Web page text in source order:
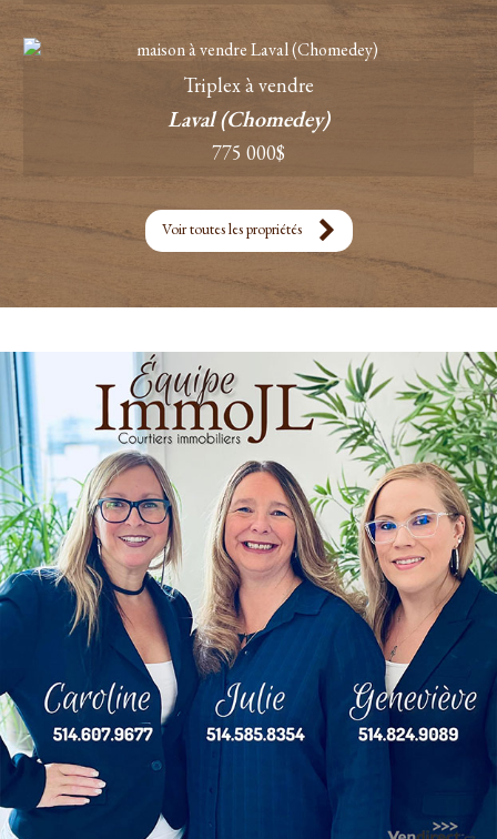
Triplex à vendre
Laval (Chomedey)
775 000$
Voir toutes les propriétés